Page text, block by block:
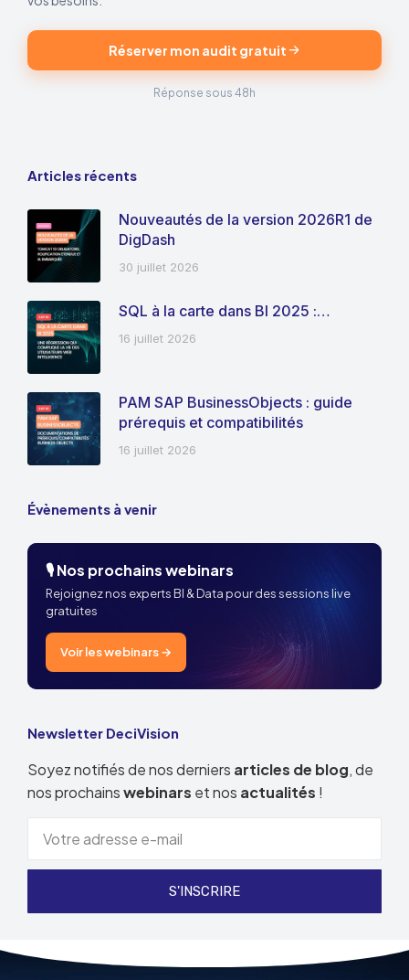
Réserver mon audit gratuit
Réponse sous 48h
Articles récents
Nouveautés de la version 2026R1 de
DigDash
30 juillet 2026
SQL à la carte dans BI 2025 :…
16 juillet 2026
PAM SAP BusinessObjects : guide
prérequis et compatibilités
16 juillet 2026
Évènements à venir
🎙️ Nos prochains webinars
Rejoignez nos experts BI & Data pour des sessions live
gratuites
Voir les webinars →
Newsletter DeciVision
Soyez notifiés de nos derniers articles de blog, de
nos prochainswebinars et nos actualités !
S'INSCRIRE